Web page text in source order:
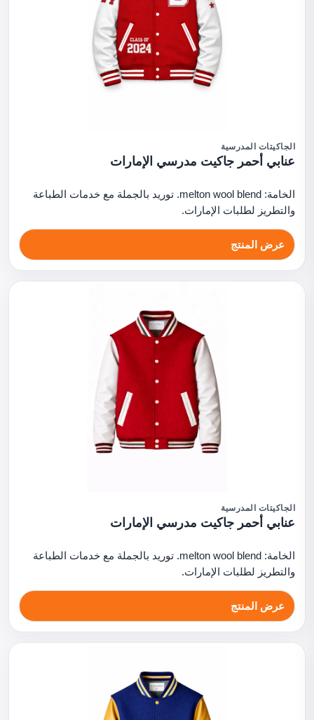
الجاكيتات المدرسية
عنابي أحمر جاكيت مدرسي الإمارات
الخامة: melton wool blend. توريد بالجملة مع خدمات الطباعة
والتطريز لطلبات الإمارات.
عرض المنتج
الجاكيتات المدرسية
عنابي أحمر جاكيت مدرسي الإمارات
الخامة: melton wool blend. توريد بالجملة مع خدمات الطباعة
والتطريز لطلبات الإمارات.
عرض المنتج